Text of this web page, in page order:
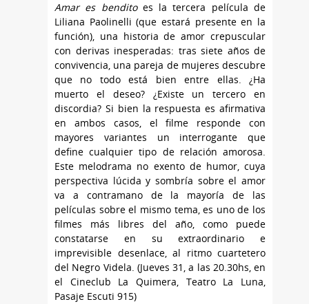
Amar es benditoes la tercera película de
Liliana Paolinelli (que estará presente en la
función), una historia de amor crepuscular
con derivas inesperadas: tras siete años de
convivencia, una pareja de mujeres descubre
que no todo está bien entre ellas. ¿Ha
muerto el deseo? ¿Existe un tercero en
discordia? Si bien la respuesta es afirmativa
en ambos casos, el filme responde con
mayores variantes un interrogante que
define cualquier tipo de relación amorosa.
Este melodrama no exento de humor, cuya
perspectiva lúcida y sombría sobre el amor
va a contramano de la mayoría de las
películas sobre el mismo tema, es uno de los
filmes más libres del año, como puede
constatarse en su extraordinario e
imprevisible desenlace, al ritmo cuartetero
del Negro Videla. (Jueves 31, a las 20.30hs, en
el Cineclub La Quimera, Teatro La Luna,
Pasaje Escuti 915)